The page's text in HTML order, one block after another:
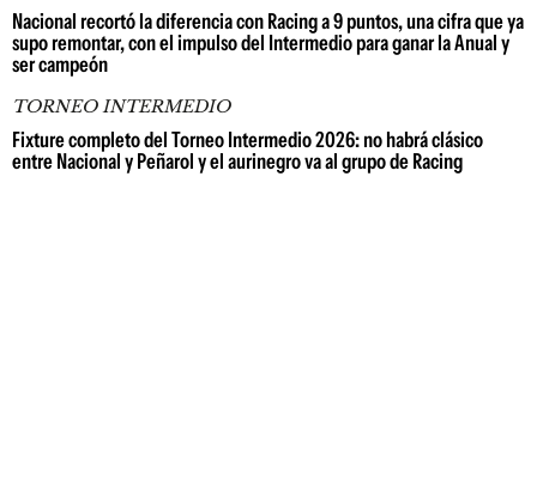
Nacional recortó la diferencia con Racing a 9 puntos, una cifra que ya
supo remontar, con el impulso del Intermedio para ganar la Anual y
ser campeón
TORNEO INTERMEDIO
Fixture completo del Torneo Intermedio 2026: no habrá clásico
entre Nacional y Peñarol y el aurinegro va al grupo de Racing